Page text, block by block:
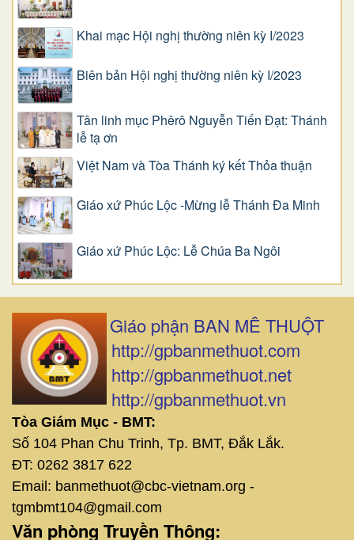
Khai mạc Hội nghị thường niên kỳ I/2023
Biên bản Hội nghị thường niên kỳ I/2023
Tân linh mục Phêrô Nguyễn Tiến Đạt: Thánh
lễ tạ ơn
Việt Nam và Tòa Thánh ký kết Thỏa thuận
Giáo xứ Phúc Lộc -Mừng lễ Thánh Đa Minh
Giáo xứ Phúc Lộc: Lễ Chúa Ba Ngôi
Giáo phận BAN MÊ THUỘT
http://gpbanmethuot.com
http://gpbanmethuot.net
http://gpbanmethuot.vn
Tòa Giám Mục - BMT:
Số 104 Phan Chu Trinh, Tp. BMT, Đắk Lắk.
ĐT: 0262 3817 622
Email: banmethuot@cbc-vietnam.org -
tgmbmt104@gmail.com
Văn phòng Truyền Thông: